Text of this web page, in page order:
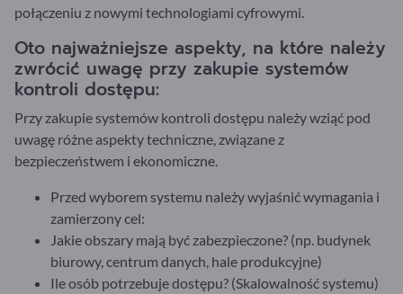
połączeniu z nowymi technologiami cyfrowymi.
Oto najważniejsze aspekty, na które należy
zwrócić uwagę przy zakupie systemów
kontroli dostępu:
Przy zakupie systemów kontroli dostępu należy wziąć pod
uwagę różne aspekty techniczne, związane z
bezpieczeństwem i ekonomiczne.
Przed wyborem systemu należy wyjaśnić wymagania i
zamierzony cel:
Jakie obszary mają być zabezpieczone? (np. budynek
biurowy, centrum danych, hale produkcyjne)
Ile osób potrzebuje dostępu? (Skalowalność systemu)